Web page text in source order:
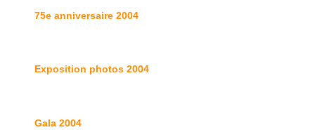
75e anniversaire 2004
Exposition photos 2004
Gala 2004